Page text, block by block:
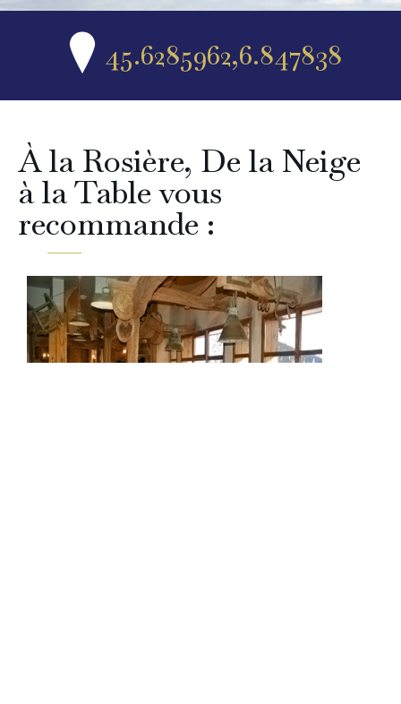
45.6285962,6.847838
À la Rosière, De la Neige
à la Table vous
recommande :